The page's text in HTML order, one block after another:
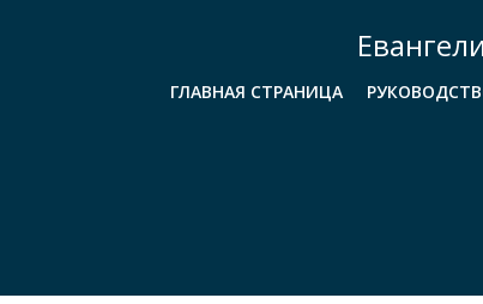
ГЛАВНАЯ СТРАНИЦА